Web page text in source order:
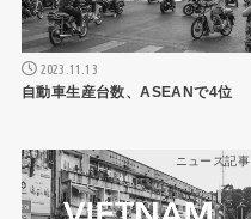
2023.11.13
自動車生産台数、ASEANで4位
ニュース記事